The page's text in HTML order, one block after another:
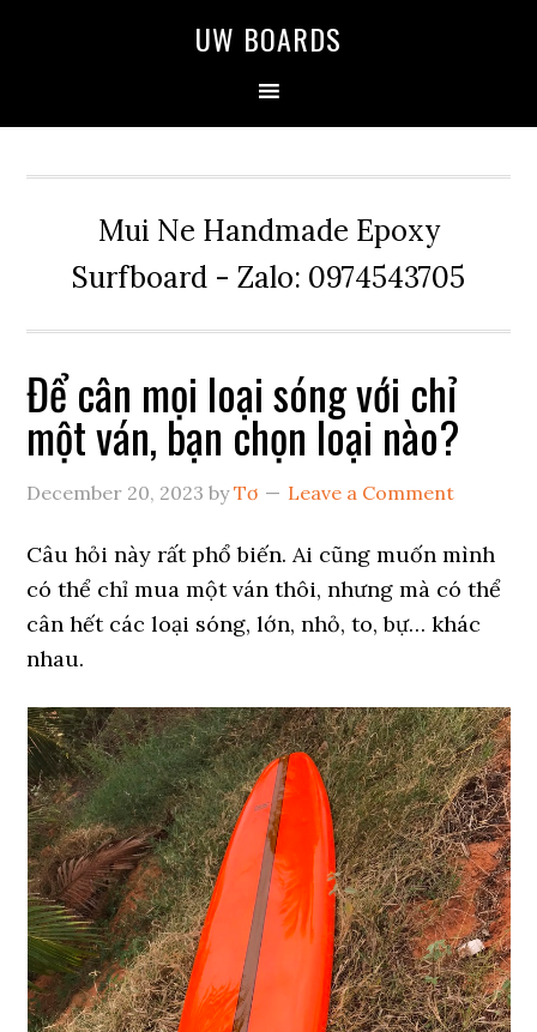
UW BOARDS
Mui Ne Handmade Epoxy
Surfboard - Zalo: 0974543705
Để cân mọi loại sóng với chỉ
một ván, bạn chọn loại nào?
December 20, 2023 byTơ Leave a Comment
Câu hỏi này rất phổ biến. Ai cũng muốn mình
có thể chỉ mua một ván thôi, nhưng mà có thể
cân hết các loại sóng, lớn, nhỏ, to, bự… khác
nhau.